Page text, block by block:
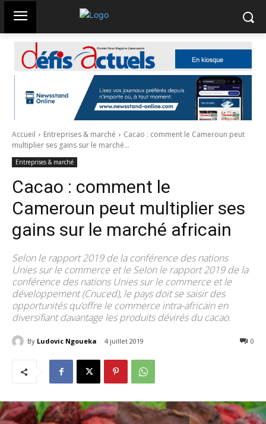
Accueil Entreprises & marché
Cacao : comment le Cameroun peut
multiplier ses gains sur le marché...
Entreprises & marché
Cacao : comment le
Cameroun peut multiplier ses
gains sur le marché africain
Selon le rapport 2019 de la conférence des nations
Unies sur le commerce et le Selon le rapport 2019 de la
conférence des nations Unies sur le commerce et le
développement (Cnuced), le pays doit se saisir des
opportunités qu’offre le commerce intra-africain en
diversifiant davantage les produits dévirés du cacao.
By Ludovic Ngoueka 4 juillet 2019 0